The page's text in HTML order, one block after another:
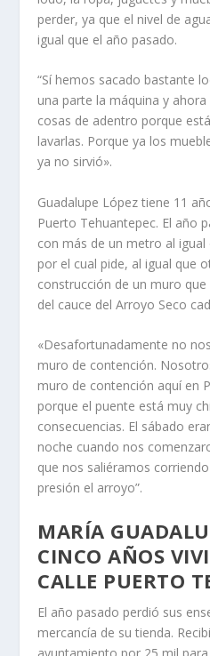
perder, ya que el nivel de
igual que el año pasado.
“Sí hemos sacado bastante
una parte la máquina y
cosas de adentro porque
lavarlas. Porque ya los
ya no sirvió».
Guadalupe López tiene 11
Puerto Tehuantepec. El año
con más de un metro al
por el cual pide, al igual que
construcción de un muro
del cauce del Arroyo Seco
«Desafortunadamente no
muro de contención.
muro de contención aquí en
porque el puente está muy
consecuencias. El sábado
noche cuando nos
que nos saliéramos
presión el arroyo”.
MARÍA
CINCO AÑOS
CALLE PUERTO
El año pasado perdió sus
mercancía de su tienda.
ayuntamiento por 25 mil